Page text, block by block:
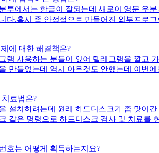
투에서는 한글이 잘되는데 새로이 영문 우
다.혹시 좀 안정적으로 만들어진 외부프로
에 대한 해결책은?
램 사용하는 분들이 있어 텔레그램을 깔고
만들었는데 역시 아무것도 안했는데 이번
세지가 옵니다.혹시 비슷한 문제를 겪은 분
료법은?
설치하려는데 원래 하드디스크가 좀 맛이
같은 명령으로 하드디스크 검사 및 치료를
기가짜리입니다. 컴퓨터는 10년 더 된 삼성i5
호는 어떻게 획득하는지요?